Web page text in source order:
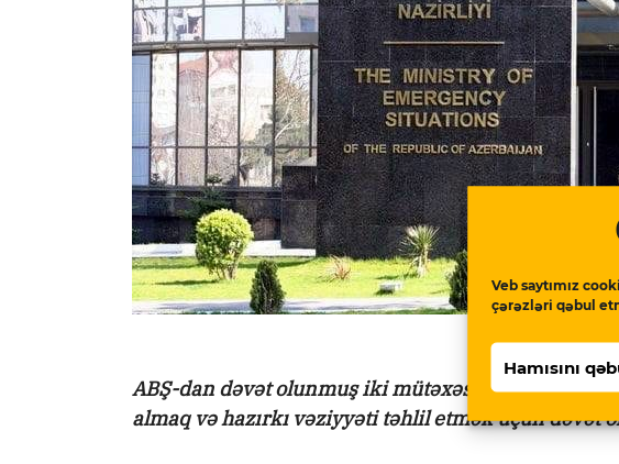
Veb saytımız
çərəzləri qəbul
Hamısını
ABŞ-dan dəvət olunmuş iki mütəxəssis quyudakı
almaq və hazırkı vəziyyəti təhlil etmək üçün dəvət